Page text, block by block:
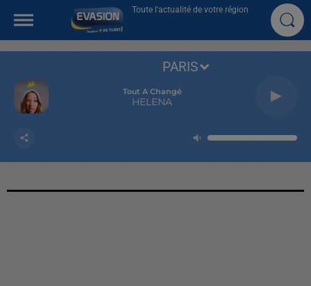
Toute l'actualité de votre région
Tout A Changé
HELENA
PARIS